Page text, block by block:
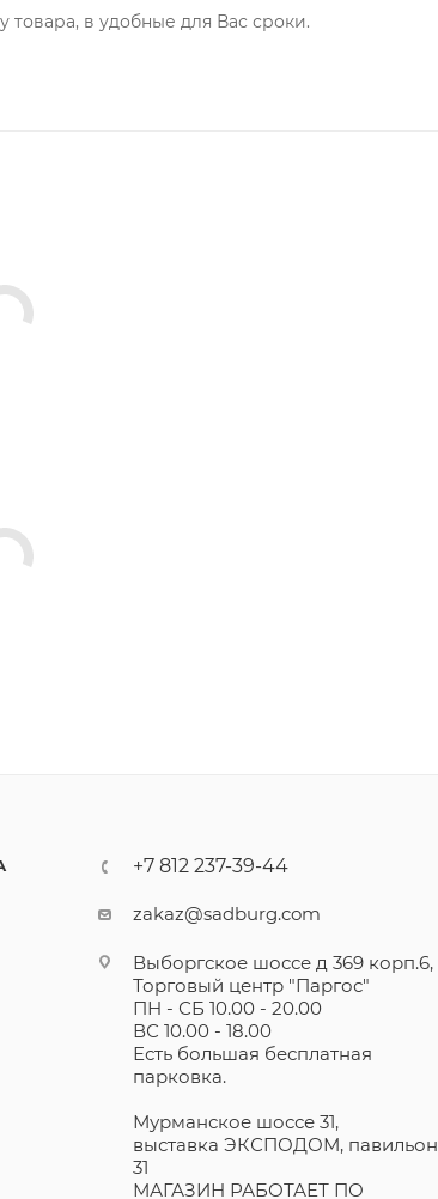
товара, в удобные для Вас сроки.
+7 812 237-39-44
zakaz@sadburg.com
Выборгское шоссе д 369 корп.6,
Торговый центр "Паргос"
ПН - СБ 10.00 - 20.00
ВС 10.00 - 18.00
Есть большая бесплатная
парковка.
Мурманское шоссе 31,
выставка ЭКСПОДОМ, павильон
31
МАГАЗИН РАБОТАЕТ ПО